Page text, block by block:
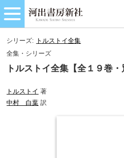
シリーズ: トルストイ全集
全集・シリーズ
トルストイ全集【全１９巻・
トルストイ 著
中村 白葉 訳